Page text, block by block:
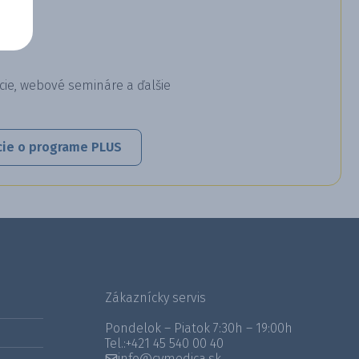
webové semináre a ďalšie
o programe PLUS
Zákaznícky servis
Pondelok – Piatok 7:30h – 19:00h
Tel.:+421 45 540 00 40